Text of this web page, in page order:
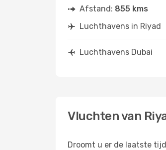
Afstand: 855 kms
Luchthavens in Riyad
Luchthavens Dubai
Vluchten van
Droomt u er de laatste